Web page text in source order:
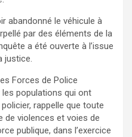
abandonné le véhicule à
par des éléments de la
a été ouverte à l’issue
justice.
Forces de Police
populations qui ont
rappelle que toute
de violences et voies de
publique, dans l’exercice